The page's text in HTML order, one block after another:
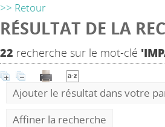
>> Retour
RÉSULTAT DE LA
22 recherche sur le mot-clé
Ajouter le résultat dans votre
Affiner la recherche